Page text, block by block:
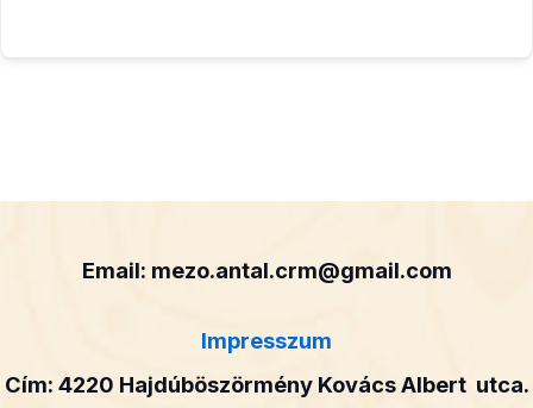
Email: mezo.antal.crm@gmail.com
Impresszum
Cím: 4220 Hajdúböszörmény Kovács Albert utca.